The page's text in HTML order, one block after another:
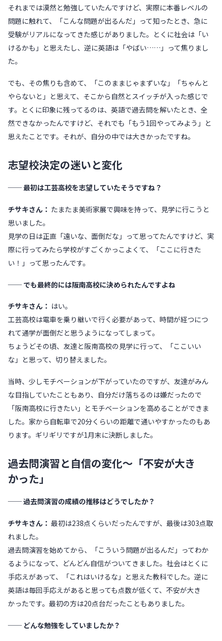
それまでは漠然と勉強していたんですけど、実際に本番レベルの
問題に触れて、「こんな問題が出るんだ」って知ったとき、急に
受験がリアルになってきた感じがありました。とくに社会は「い
けるかも」と思えたし、逆に英語は「やばい……」って焦りまし
た。
でも、その焦りも含めて、「このままじゃまずいな」「ちゃんと
やらないと」と思えて、そこから自然とスイッチが入った感じで
す。とくに印象に残ってるのは、英語で過去問を解いたとき、全
然できなかったんですけど、それでも「もう1回やってみよう」と
思えたことです。それが、自分の中では大きかったですね。
志望校決定の迷いと変化
── 最初は工芸高校を志望していたそうですね？
チサキさん： たまたま美術家展で興味を持って、見学に行こうと
思いました。
見学の日は正直「遠いな、面倒だな」って思ってたんですけど、実
際に行ってみたら学校がすごくかっこよくて、「ここに行きた
い！」って思ったんです。
── でも最終的には阪南高校に決められたんですよね
チサキさん： はい。
工芸高校は電車を乗り継いで行く必要があって、時間が経つにつ
れて通学が面倒だと思うようになってしまって。
ちょうどその頃、友達と阪南高校の見学に行って、「ここいい
な」と思って、切り替えました。
当時、少しモチベーションが下がっていたのですが、友達がみん
な目指していたこともあり、自分だけ落ちるのは嫌だったので
「阪南高校に行きたい」とモチベーションを高めることができま
した。家から自転車で20分くらいの距離で通いやすかったのもあ
ります。ギリギリですが1月末に決断しました。
過去問演習と自信の変化〜「不安が大き
かった」
── 過去問演習の成績の推移はどうでしたか？
チサキさん： 最初は238点くらいだったんですが、最後は303点取
れました。
過去問演習を始めてから、「こういう問題が出るんだ」ってわか
るようになって、どんどん自信がついてきました。社会はとくに
手応えがあって、「これはいけるな」と思えた教科でした。逆に
英語は毎回手応えがあると思っても点数が低くて、不安が大き
かったです。最初の方は20点台だったこともありました。
── どんな勉強をしていましたか？